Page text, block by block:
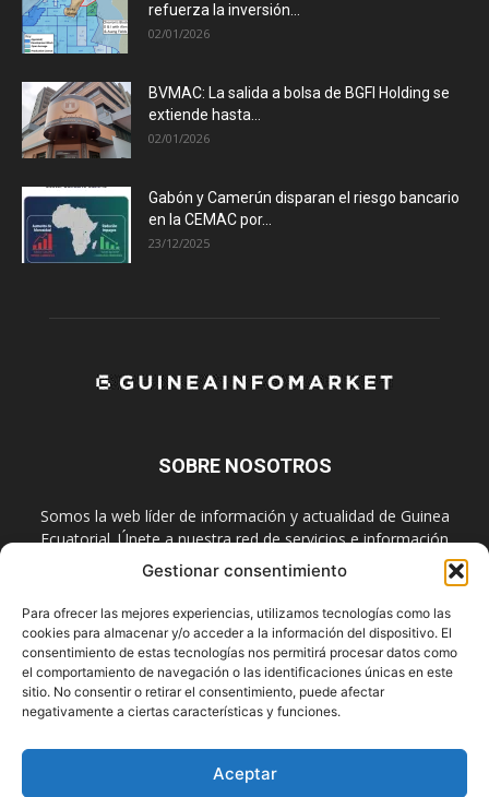
Gestionar consentimiento
Para ofrecer las mejores experiencias, utilizamos tecnologías como las
cookies para almacenar y/o acceder a la información del dispositivo. El
consentimiento de estas tecnologías nos permitirá procesar datos como
el comportamiento de navegación o las identificaciones únicas en este
sitio. No consentir o retirar el consentimiento, puede afectar
negativamente a ciertas características y funciones.
Aceptar
refuerza la inversión...
02/01/2026
BVMAC: La salida a bolsa de BGFI Holding se
extiende hasta...
02/01/2026
Gabón y Camerún disparan el riesgo bancario
en la CEMAC por...
23/12/2025
SOBRE NOSOTROS
Somos la web líder de información y actualidad de Guinea
Ecuatorial. Únete a nuestra red de servicios e información
digital también en las redes sociales.
Contáctanos:info@guineainfomarket.com
SÍGUENOS